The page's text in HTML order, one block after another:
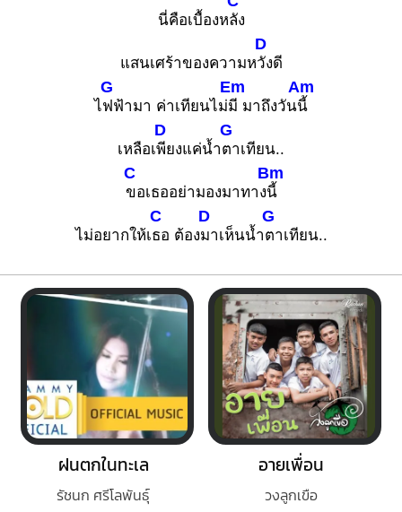
นี่คือเบื้องหลัง
แสนเศร้าของความห
D
วังดี
ไ
G
ฟฟ้ามา ค่าเทียนไม่
Em
มี มาถึงวัน
Am
นี้
เหลือเ
D
พียงแค่น้ำ
G
ตาเทียน..
C
ขอเธออย่ามองมาทาง
Bm
นี้
ไม่อยากให้เ
C
ธอ ต้อง
D
มาเห็นน้ำ
G
ตาเทียน..
ฝนตกในทะเล
รัชนก ศรีโลพันธุ์
อายเพื่อน
วงลูกเขือ